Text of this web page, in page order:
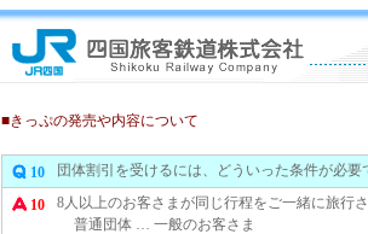
■きっぷの発売や内容について
10 団体割引を受けるには、どういった条件が必要
10
8人以上のお客さまが同じ行程をご一緒に旅行
普通団体 … 一般のお客さま